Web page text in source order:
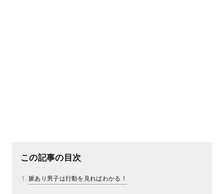
この記事の目次
脈あり男子は行動を見ればわかる！